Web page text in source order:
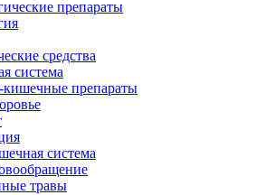
препараты
средства
система
препараты
система
травы